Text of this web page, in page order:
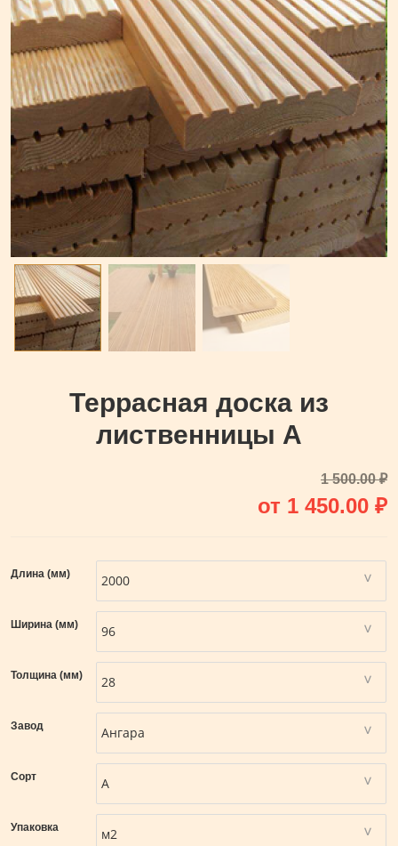
Террасная доска из
лиственницы А
1 500.00₽
от 1 450.00 ₽
Длина (мм)
Ширина (мм)
Толщина (мм)
Завод
Сорт
Упаковка